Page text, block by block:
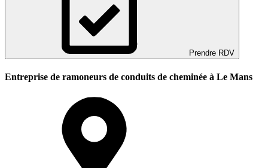
Prendre RDV
Entreprise de ramoneurs de conduits de cheminée à Le Mans